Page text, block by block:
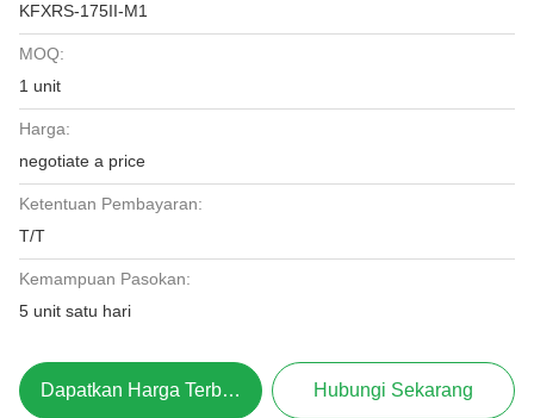
KFXRS-175II-M1
MOQ:
1 unit
Harga:
negotiate a price
Ketentuan Pembayaran:
T/T
Kemampuan Pasokan:
5 unit satu hari
Dapatkan Harga Terbaik Hubungi Sekarang